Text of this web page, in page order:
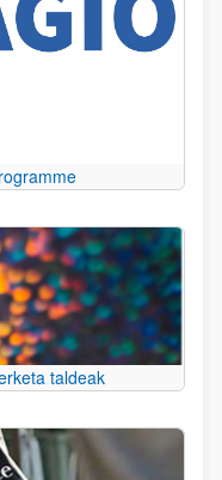
taldeak